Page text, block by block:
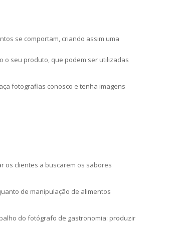
se comportam, criando assim uma
o seu produto, que podem ser utilizadas
fotografias conosco e tenha imagens
os clientes a buscarem os sabores
de manipulação de alimentos
do fotógrafo de gastronomia: produzir